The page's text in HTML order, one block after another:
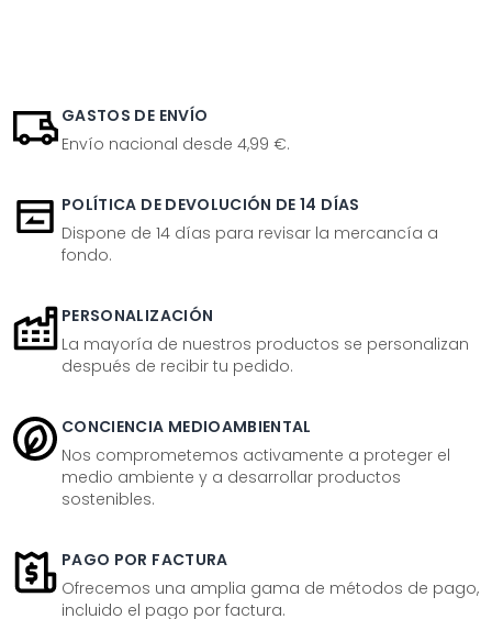
GASTOS DE ENVÍO
Envío nacional desde 4,99 €.
POLÍTICA DE DEVOLUCIÓN DE 14 DÍAS
Dispone de 14 días para revisar la mercancía a
fondo.
PERSONALIZACIÓN
La mayoría de nuestros productos se personalizan
después de recibir tu pedido.
CONCIENCIA MEDIOAMBIENTAL
Nos comprometemos activamente a proteger el
medio ambiente y a desarrollar productos
sostenibles.
PAGO POR FACTURA
Ofrecemos una amplia gama de métodos de pago,
incluido el pago por factura.